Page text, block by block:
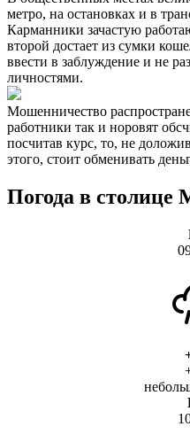
метро, на остановках и в
Карманники зачастую
второй достает из сумки
ввести в заблуждение и не
личностями.
Мошенничество
работники так и норовят
посчитав курс, то, не
этого, стоит обменивать
Погода в столице